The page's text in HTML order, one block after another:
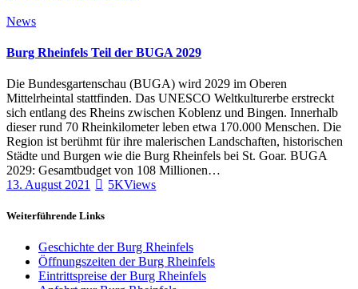
News
Burg Rheinfels Teil der BUGA 2029
Die Bundesgartenschau (BUGA) wird 2029 im Oberen
Mittelrheintal stattfinden. Das UNESCO Weltkulturerbe erstreckt
sich entlang des Rheins zwischen Koblenz und Bingen. Innerhalb
dieser rund 70 Rheinkilometer leben etwa 170.000 Menschen. Die
Region ist berühmt für ihre malerischen Landschaften, historischen
Städte und Burgen wie die Burg Rheinfels bei St. Goar. BUGA
2029: Gesamtbudget von 108 Millionen…
13. August 2021
5KViews
Weiterführende Links
Geschichte der Burg Rheinfels
Öffnungszeiten der Burg Rheinfels
Eintrittspreise der Burg Rheinfels